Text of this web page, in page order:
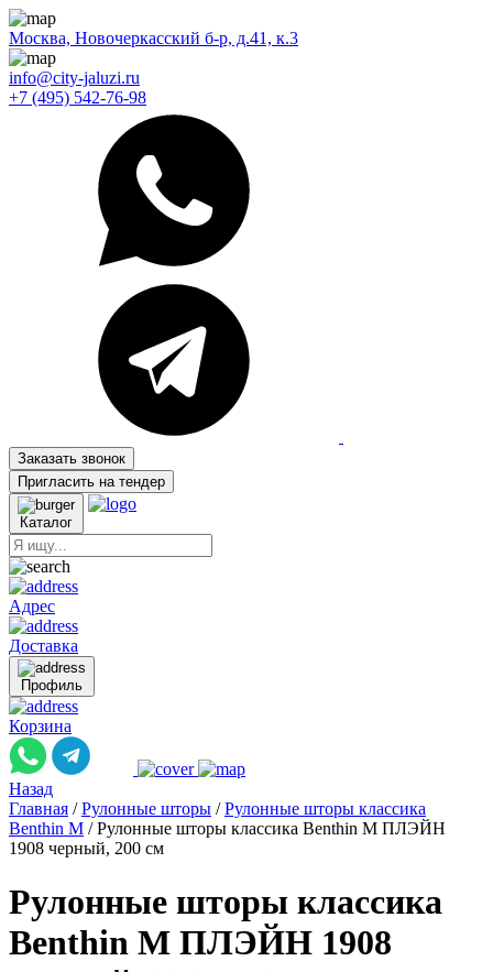
Москва, Новочеркасский б-р, д.41, к.3
info@city-jaluzi.ru
+7 (495) 542-76-98
Заказать звонок
Пригласить на тендер
Каталог
Адрес
Доставка
Профиль
Корзина
Назад
Главная / Рулонные шторы / Рулонные шторы классика
Benthin M / Рулонные шторы классика Benthin M ПЛЭЙН
1908 черный, 200 см
Рулонные шторы классика
Benthin M ПЛЭЙН 1908